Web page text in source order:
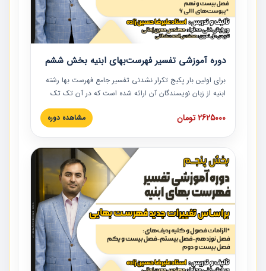
دوره آموزشی تفسیر فهرست‌بهای ابنیه بخش ششم
برای اولین بار پکیج تکرار نشدنی تفسیر جامع فهرست بها رشته
ابنیه از زبان نویسندگان آن ارائه شده است که در آن تک تک
ردیف ها و مطالب فهرست بها تفسیر و ارائه شده است. این
دوره به صورت کامل تصویری بوده و به همراه تصاویر عملیات
دوره با کلام مهندس علیرضاحسین‌زاده مدیر پروژه مهندسی
مشاور در امر بازنگری فهرست بها رشته ابنیه ارائه شده و به تمام
همکارانی که در حوزه صنعت ساخت در حال فعالیت هستند حتما
توصیه می کنیم از مطالب این دوره استفاده نمایند.
2625000 تومان مشاهده دوره